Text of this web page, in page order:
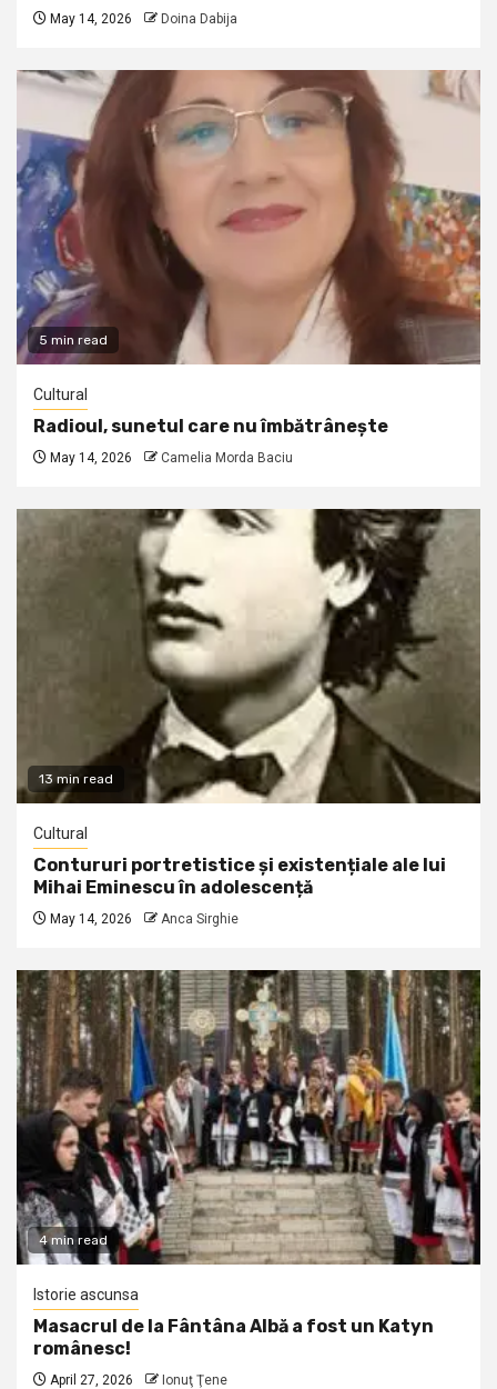
May 14, 2026 Doina Dabija
5 min read
Cultural
Radioul, sunetul care nu îmbătrânește
May 14, 2026 Camelia Morda Baciu
13 min read
Cultural
Contururi portretistice și existențiale ale lui
Mihai Eminescu în adolescență
May 14, 2026 Anca Sirghie
4 min read
Istorie ascunsa
Masacrul de la Fântâna Albă a fost un Katyn
românesc!
April 27, 2026 Ionuţ Ţene